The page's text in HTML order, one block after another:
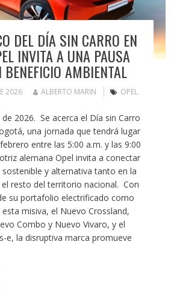
DEL DÍA SIN CARRO EN
INVITA A UNA PAUSA
AMBIENTAL
2026 ALBERTO MARIN OPEL
2026. Se acerca el Día sin Carro
una jornada que tendrá lugar
entre las 5:00 a.m. y las 9:00
alemana Opel invita a conectar
y alternativa tanto en la
resto del territorio nacional. Con
su portafolio electrificado como
misiva, el Nuevo Crossland,
Combo y Nuevo Vivaro, y el
e, la disruptiva marca promueve